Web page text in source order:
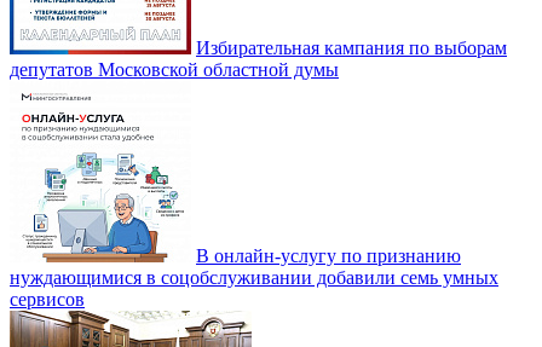
Избирательная кампания по выборам
депутатов Московской областной думы
В онлайн-услугу по признанию
нуждающимися в соцобслуживании добавили семь умных
сервисов